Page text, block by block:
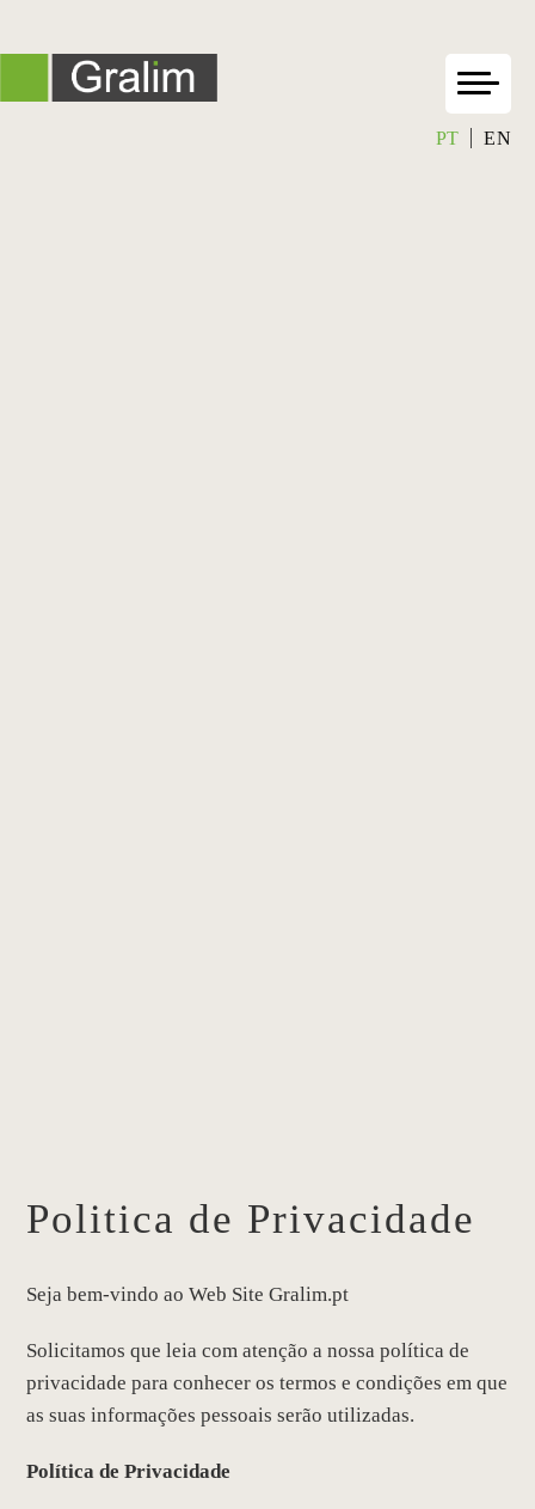
PT EN
Politica de Privacidade
Seja bem-vindo ao Web Site Gralim.pt
Solicitamos que leia com atenção a nossa política de
privacidade para conhecer os termos e condições em que
as suas informações pessoais serão utilizadas.
Política de Privacidade